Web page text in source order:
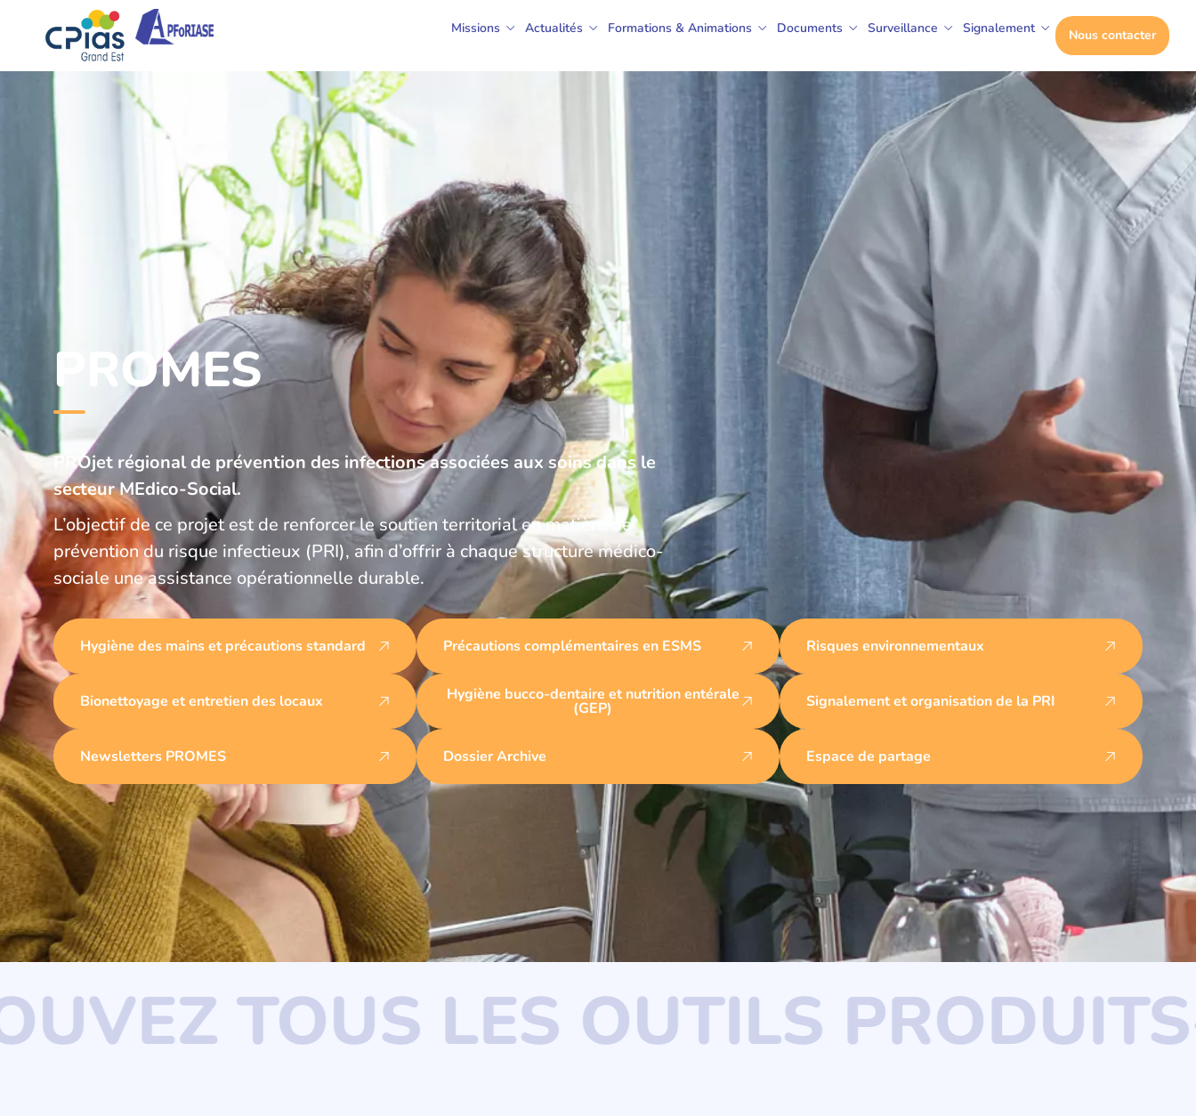
Missions Actualités Formations & Animations Documents Surveillance Signalement Nous contacter
PROMES
PROjet régional de prévention des infections associées aux soins dans le
secteur MEdico-Social.
L’objectif de ce projet est de renforcer le soutien territorial en matière de
prévention du risque infectieux (PRI), afin d’offrir à chaque structure médico-
sociale une assistance opérationnelle durable.
Hygiène des mains et précautions standard Précautions complémentaires en ESMS Risques environnementaux
Bionettoyage et entretien des locaux Hygiène bucco-dentaire et nutrition entérale
(GEP) Signalement et organisation de la PRI
Newsletters PROMES Dossier Archive Espace de partage
TOUS LES OUTILS